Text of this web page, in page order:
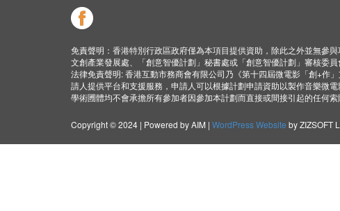
免責聲明：香港特別行政區政府僅為本項目提供資助，除此之外並無參
文創產業發展處、「創意智優計劃」秘書處或「創意智優計劃」審核委員
法律免責聲明: 香港互動市務商會有限公司乃《第十四屆微電影「創+作
請人提供平台和支援服務，申請人可以根據計劃申請資助以製作音樂微
學術圑體均不會承擔所有參加者因參加本計劃而直接或間接引起的任何索
Copyright © 2024 | Powered by AIM | WordPress Website by ZIZSOFT